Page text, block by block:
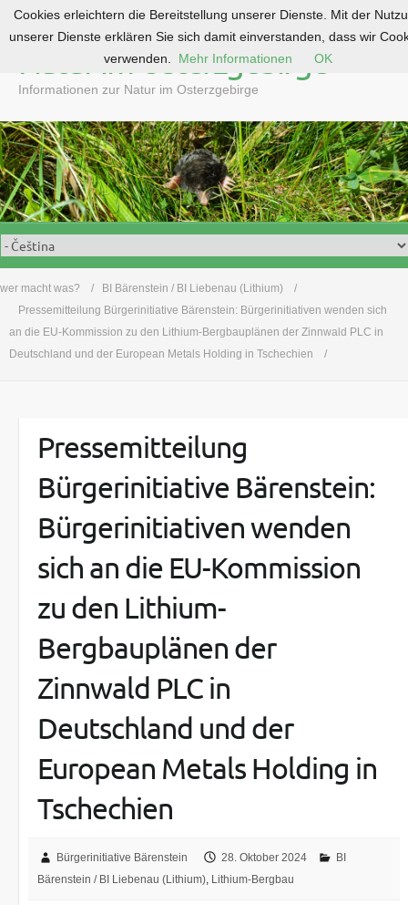
o
c
o
n
t
e
n
Natur im Osterzgebirge
Informationen zur Natur im Osterzgebirge
wer macht was?
BI Bärenstein / BI Liebenau (Lithium)
Pressemitteilung Bürgerinitiative Bärenstein: Bürgerinitiativen wenden sich
an die EU-Kommission zu den Lithium-Bergbauplänen der Zinnwald PLC in
Deutschland und der European Metals Holding in Tschechien
Pressemitteilung
Bürgerinitiative Bärenstein:
Bürgerinitiativen wenden
sich an die EU-Kommission
zu den Lithium-
Bergbauplänen der
Zinnwald PLC in
Deutschland und der
European Metals Holding in
Tschechien
Bürgerinitiative Bärenstein 28. Oktober 2024
BI
Bärenstein / BI Liebenau (Lithium), Lithium-Bergbau
Cookies erleichtern die Bereitstellung unserer Dienste. Mit der
unserer Dienste erklären Sie sich damit einverstanden, dass wir
verwenden.
Mehr Informationen OK